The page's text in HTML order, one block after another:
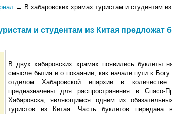
→ В хабаровских храмах туристам и студентам
и студентам из Китая
В двух хабаровских храмах появились буклеты
смысле бытия и о покаянии, как начале пути к
отделом Хабаровской епархии в
предназначены для распространения в Спасо-
Хабаровска, являющимся одним из
туристов из Китая. Часть буклетов